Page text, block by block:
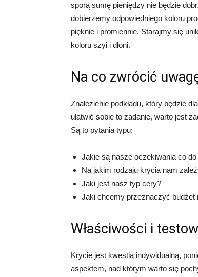
sporą sumę pieniędzy nie będzie
dobierzemy odpowiedniego koloru
pięknie i promiennie. Starajmy się
koloru szyi i dłoni.
Na co zwrócić
Znalezienie podkładu, który będzie
ułatwić sobie to zadanie, warto jest
Są to pytania typu:
Jakie są nasze oczekiwania co
Na jakim rodzaju krycia nam
Jaki jest nasz typ cery?
Jaki chcemy przeznaczyć budżet
Właściwości i
Krycie jest kwestią indywidualną,
aspektem, nad którym warto się